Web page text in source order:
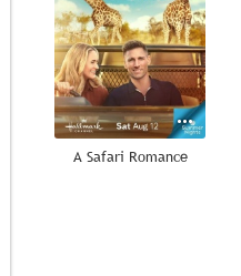
A Safari Romance